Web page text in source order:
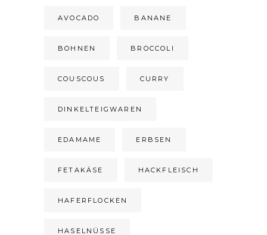
AVOCADO BANANE
BOHNEN BROCCOLI
COUSCOUS CURRY
DINKELTEIGWAREN
EDAMAME ERBSEN
FETAKÄSE HACKFLEISCH
HAFERFLOCKEN
HASELNÜSSE